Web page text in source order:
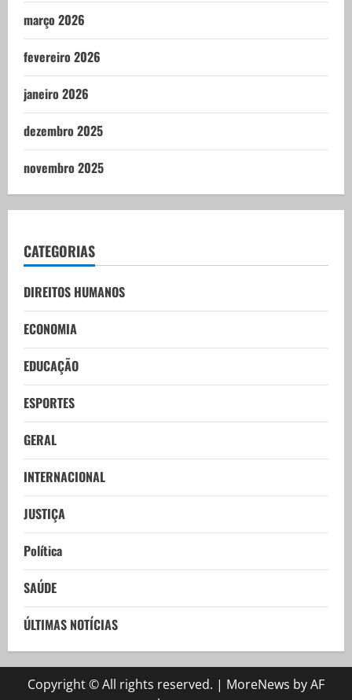
março 2026
fevereiro 2026
janeiro 2026
dezembro 2025
novembro 2025
CATEGORIAS
DIREITOS HUMANOS
ECONOMIA
EDUCAÇÃO
ESPORTES
GERAL
INTERNACIONAL
JUSTIÇA
Política
SAÚDE
ÚLTIMAS NOTÍCIAS
Copyright © All rights reserved. | MoreNews by AF